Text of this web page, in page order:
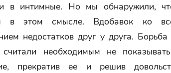
в интимные. Но мы обнаружили,
в этом смысле. Вдобавок ко
недостатков друг у друга.
необходимым не
прекратив ее и решив